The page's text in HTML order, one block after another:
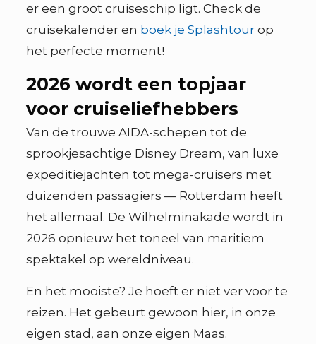
er een groot cruiseschip ligt. Check de
cruisekalender en boek je Splashtourop
het perfecte moment!
2026 wordt een topjaar
voor cruiseliefhebbers
Van de trouwe AIDA-schepen tot de
sprookjesachtige Disney Dream, van luxe
expeditiejachten tot mega-cruisers met
duizenden passagiers — Rotterdam heeft
het allemaal. De Wilhelminakade wordt in
2026 opnieuw het toneel van maritiem
spektakel op wereldniveau.
En het mooiste? Je hoeft er niet ver voor te
reizen. Het gebeurt gewoon hier, in onze
eigen stad, aan onze eigen Maas.